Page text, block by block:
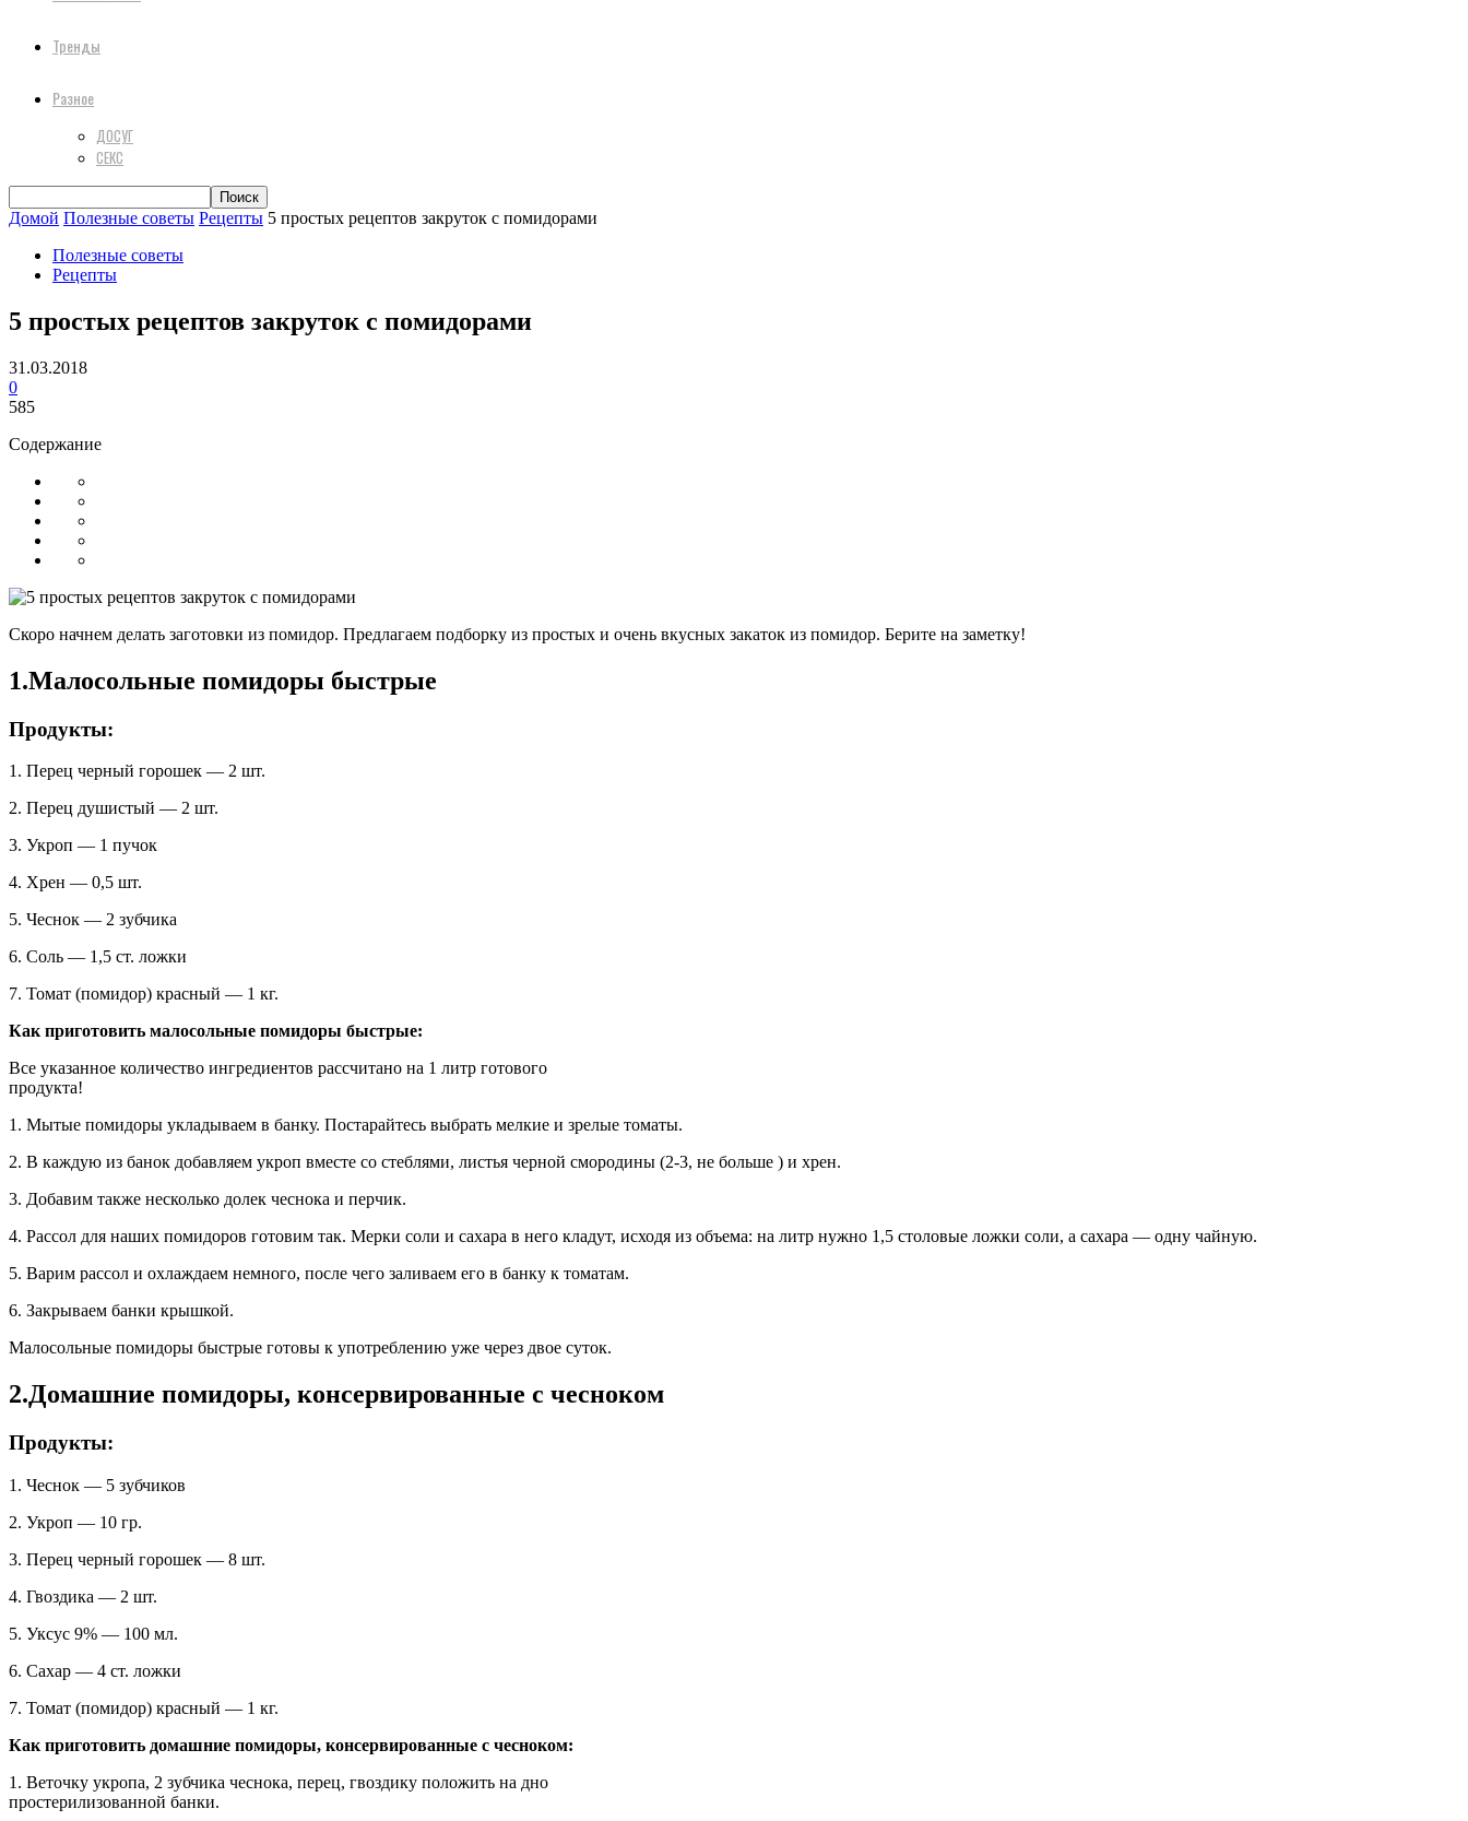
Тренды
Разное
ДОСУГ
СЕКС
Домой Полезные советы Рецепты 5 простых рецептов закруток с помидорами
Полезные советы
Рецепты
5 простых рецептов закруток с помидорами
31.03.2018
0
585
Содержание
Скоро начнем делать заготовки из помидор. Предлагаем подборку из простых и очень вкусных закаток из помидор. Берите на заметку!
1.Малосольные помидоры быстрые
Продукты:
1. Перец черный горошек — 2 шт.
2. Перец душистый — 2 шт.
3. Укроп — 1 пучок
4. Хрен — 0,5 шт.
5. Чеснок — 2 зубчика
6. Соль — 1,5 ст. ложки
7. Томат (помидор) красный — 1 кг.
Как приготовить малосольные помидоры быстрые:
Все указанное количество ингредиентов рассчитано на 1 литр готового
продукта!
1. Мытые помидоры укладываем в банку. Постарайтесь выбрать мелкие и зрелые томаты.
2. В каждую из банок добавляем укроп вместе со стеблями, листья черной смородины (2-3, не больше ) и хрен.
3. Добавим также несколько долек чеснока и перчик.
4. Рассол для наших помидоров готовим так. Мерки соли и сахара в него кладут, исходя из объема: на литр нужно 1,5 столовые ложки соли, а сахара — одну чайную.
5. Варим рассол и охлаждаем немного, после чего заливаем его в банку к томатам.
6. Закрываем банки крышкой.
Малосольные помидоры быстрые готовы к употреблению уже через двое суток.
2.Домашние помидоры, консервированные с чесноком
Продукты:
1. Чеснок — 5 зубчиков
2. Укроп — 10 гр.
3. Перец черный горошек — 8 шт.
4. Гвоздика — 2 шт.
5. Уксус 9% — 100 мл.
6. Сахар — 4 ст. ложки
7. Томат (помидор) красный — 1 кг.
Как приготовить домашние помидоры, консервированные с чесноком:
1. Веточку укропа, 2 зубчика чеснока, перец, гвоздику положить на дно
простерилизованной банки.